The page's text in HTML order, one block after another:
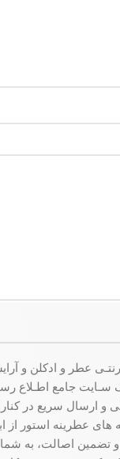
عطر و ادکلن و
ایجاد یک سـایت جامع
و ارسال سریع در کنار
عطرینه استور از
تضمین اصالت، به شما